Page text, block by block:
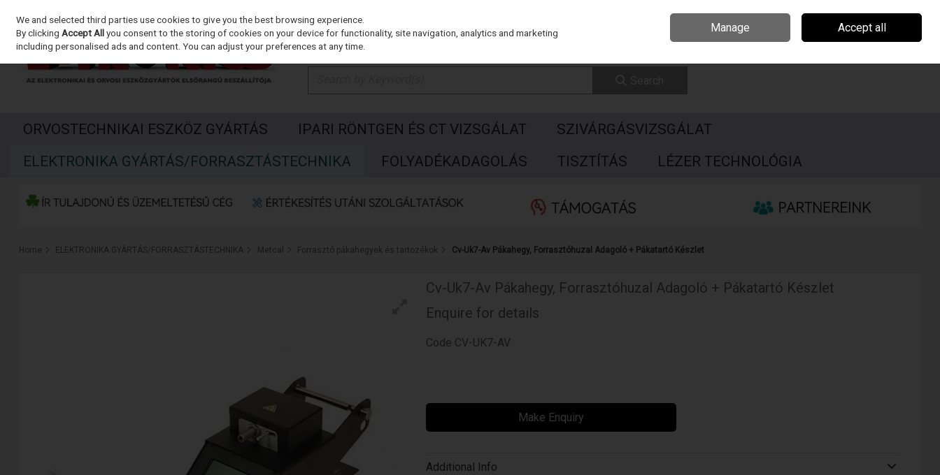
Skip to content
Sign in Join
ORVOSTECHNIKAI ESZKÖZ GYÁRTÁS IPARI RÖNTGEN ÉS CT VIZSGÁLAT
SZIVÁRGÁSVIZSGÁLAT
ELEKTRONIKA GYÁRTÁS/FORRASZTÁSTECHNIKA
FOLYADÉKADAGOLÁS TISZTÍTÁS LÉZER TECHNOLÓGIA
Home ELEKTRONIKA GYÁRTÁS/FORRASZTÁSTECHNIKA Metcal Forrasztó pákahegyek és tartozékok Cv-Uk7-Av Pákahegy, Forrasztóhuzal Adagoló + Pákatartó Készlet
Cv-Uk7-Av Pákahegy, Forrasztóhuzal Adagoló + Pákatartó Készlet
Enquire for details
Code CV-UK7-AV
Make Enquiry
Additional Info
We and selected third parties use cookies to give you the best browsing experience.
By clickingAccept Allyou consent to the storing of cookies on your device for functionality, site navigation, analytics and marketing
including personalised ads and content. You can adjust your preferences at any time.
Manage Accept all